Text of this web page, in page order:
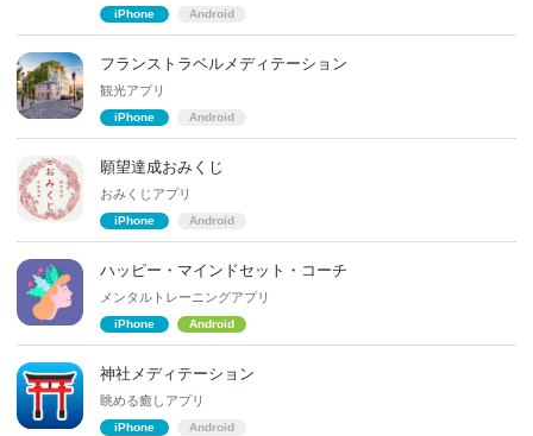
iPhone Android
フランストラベルメディテーション
観光アプリ
iPhone Android
願望達成おみくじ
おみくじアプリ
iPhone Android
ハッピー・マインドセット・コーチ
メンタルトレーニングアプリ
iPhone Android
神社メディテーション
眺める癒しアプリ
iPhone Android